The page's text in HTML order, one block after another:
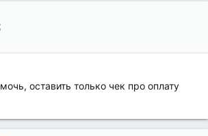
оставить только чек про оплату